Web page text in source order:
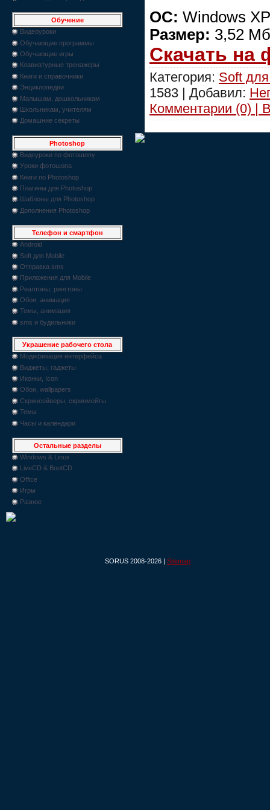
Обучение
Видеоуроки
Обучающие программы
Обучающие игры
Клавиатурные тренажеры
Книги и справочники
Энциклопедии
Малышам, дошкольникам
Школьникам, учителям
Домашние секреты
Photoshop
Видеуроки по фотошопу
Уроки фотошопа
Книги по Photoshop
Плагины для Photoshop
Шаблоны для Photoshop
Дополнения Photoshop
Телефон и смартфон
Android
Soft для Mobile
Отправка sms
Приложения для Mobile
Реалтоны, рингтоны
Обои, анимация
Темы, анимация
sms и будильники
Украшение рабочего стола
Модификация интерфейса
Виджеты, гаджеты
Иконки, Icon
Обои, wallpapers
Скринсейверы, скринмейты
Темы
Часы и календари
Остальные разделы
Windows & Linux
LiveCD & BootCD
Office
Игры
Разное
ОС: Windows
Размер: 3,52 Мб
Скачать на
Категория: Soft
1583 | Добавил:
Комментарии (0) |
SORUS 2008-2026 | Sitemap